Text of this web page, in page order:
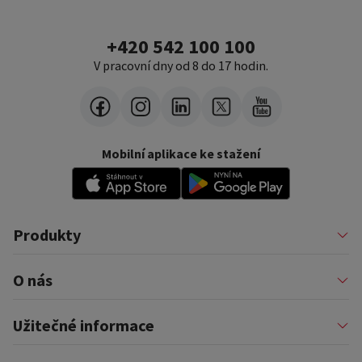
+420 542 100 100
V pracovní dny od 8 do 17 hodin.
Mobilní aplikace ke stažení
Produkty
Půjčky
Financování podnikatelů
Nákupy na splátky
Financování auta
O nás
Profil firmy
Pomáháme
Užitečné informace